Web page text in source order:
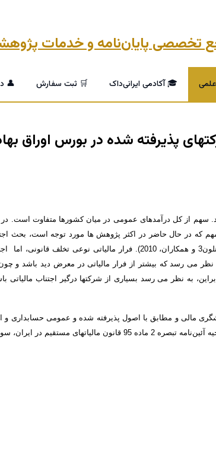
🎓 آکادمی ایرانی‌داک 🛒 ثبت سفارش 👤
پذیرفته شده در بورس
که در حال حاضر در اکثر پژوهش ها مورد توجه است، بحث
نظری، منظور از اجتناب مالیاتی، تلاش در جهت کاهش مالیات های پرداختی
نظر می رسد که بیشتر از فرار مالیاتی در معرض دید باشد
محدودکننده­ای در زمینه کنترل اجتناب مالیاتی وجود ندارد(محمد جم، 1379)، بنابراین، به نظر
مالی و مطابق با اصول پذیرفته شده و عمومی حسابداری و